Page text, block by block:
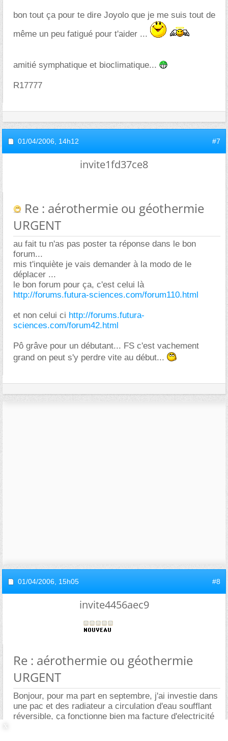
bon tout ça pour te dire Joyolo que je me suis tout de
même un peu fatigué pour t'aider ...
amitié symphatique et bioclimatique...
R17777
01/04/2006, 14h12 #7
invite1fd37ce8
Re : aérothermie ou géothermie
URGENT
au fait tu n'as pas poster ta réponse dans le bon
forum...
mis t'inquiète je vais demander à la modo de le
déplacer ...
le bon forum pour ça, c'est celui là
http://forums.futura-sciences.com/forum110.html
et non celui ci http://forums.futura-
sciences.com/forum42.html
Pô grâve pour un débutant... FS c'est vachement
grand on peut s'y perdre vite au début...
01/04/2006, 15h05 #8
invite4456aec9
Re : aérothermie ou géothermie
URGENT
Bonjour, pour ma part en septembre, j'ai investie dans
une pac et des radiateur a circulation d'eau soufflant
réversible, ça fonctionne bien ma facture d'electricité